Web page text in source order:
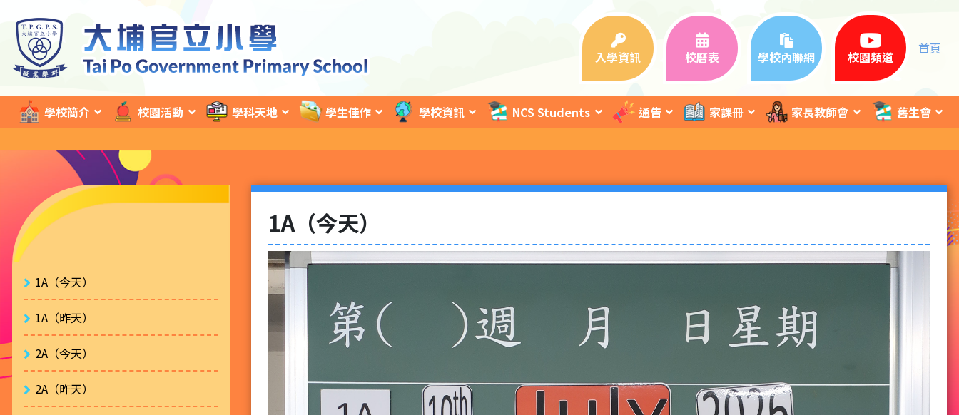
入學資訊 校曆表 學校內聯網 校園頻道
首頁
學校簡介 校園活動 學科天地 學生佳作 學校資訊 NCS Students 通告 家課冊 家長教師會 舊生會
1A（今天）
1A（昨天）
2A（今天）
2A（昨天）
1A（今天）